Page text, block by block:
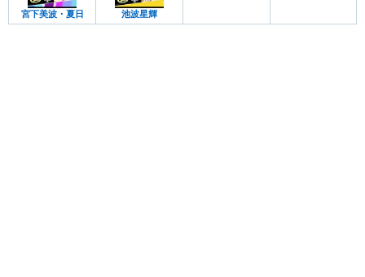
宮下美波・夏日 池波星輝